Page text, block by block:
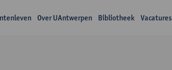
Over UAntwerpen Bibliotheek Vacatures